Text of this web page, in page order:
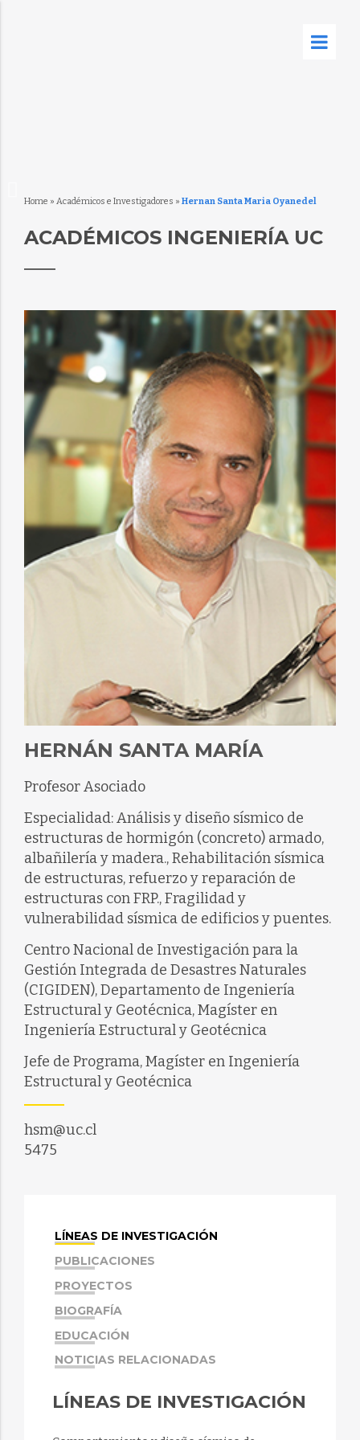
Home » Académicos e Investigadores » Hernan Santa Maria Oyanedel
ACADÉMICOS INGENIERÍA UC
HERNÁN SANTA MARÍA
Profesor Asociado
Especialidad: Análisis y diseño sísmico de
estructuras de hormigón (concreto) armado,
albañilería y madera., Rehabilitación sísmica
de estructuras, refuerzo y reparación de
estructuras con FRP., Fragilidad y
vulnerabilidad sísmica de edificios y puentes.
Centro Nacional de Investigación para la
Gestión Integrada de Desastres Naturales
(CIGIDEN), Departamento de Ingeniería
Estructural y Geotécnica, Magíster en
Ingeniería Estructural y Geotécnica
Jefe de Programa, Magíster en Ingeniería
Estructural y Geotécnica
hsm@uc.cl
5475
LÍNEAS DE INVESTIGACIÓN
PUBLICACIONES
PROYECTOS
BIOGRAFÍA
EDUCACIÓN
NOTICIAS RELACIONADAS
LÍNEAS DE INVESTIGACIÓN